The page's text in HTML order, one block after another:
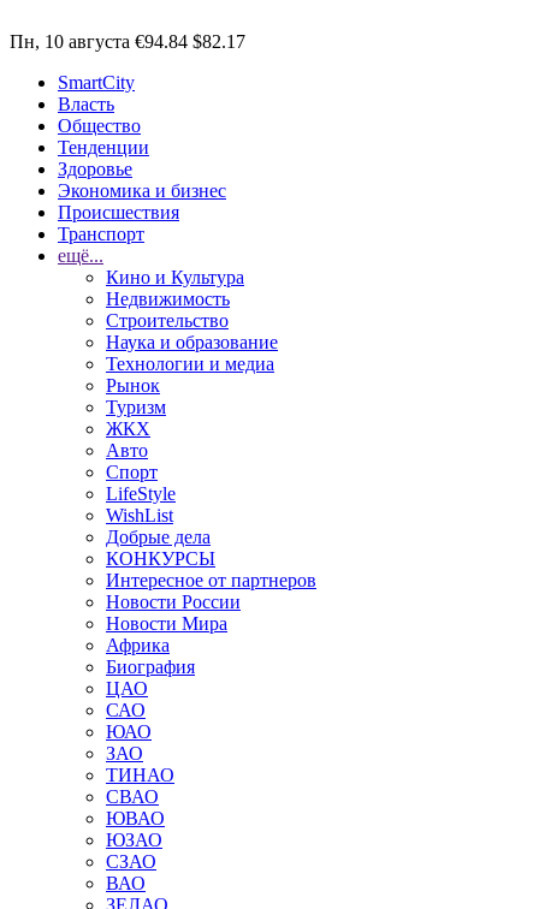
Пн, 10 августа €94.84 $82.17
SmartCity
Власть
Общество
Тенденции
Здоровье
Экономика и бизнес
Происшествия
Транспорт
ещё...
Кино и Культура
Недвижимость
Строительство
Наука и образование
Технологии и медиа
Рынок
Туризм
ЖКХ
Авто
Спорт
LifeStyle
WishList
Добрые дела
КОНКУРСЫ
Интересное от партнеров
Новости России
Новости Мира
Африка
Биография
ЦАО
САО
ЮАО
ЗАО
ТИНАО
СВАО
ЮВАО
ЮЗАО
СЗАО
ВАО
ЗЕЛАО